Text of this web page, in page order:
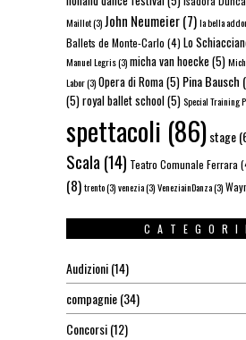
Maillot(3)John Neumeier(7)la bella
Ballets de Monte-Carlo (4) Lo
Manuel Legris(3)micha van hoecke(5)
Labor(3)Opera di Roma(5) Pina Bausch
(5)royal ballet school(5)Special Training
spettacoli (86)stage
Scala (14) Teatro Comunale Ferrara
(8)trento(3)venezia(3)VeneziainDanza(3)
Audizioni(14)
compagnie(34)
Concorsi(12)